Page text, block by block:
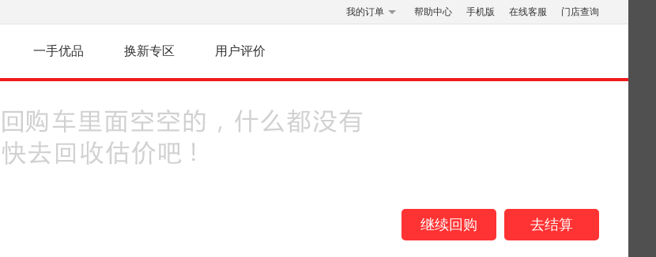
我的订单 帮助中心 手机版 在线客服 门店查询
一手优品 换新专区 用户评价
去结算
继续回购